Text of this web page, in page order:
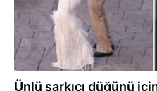
Ünlü şarkıcı düğünü